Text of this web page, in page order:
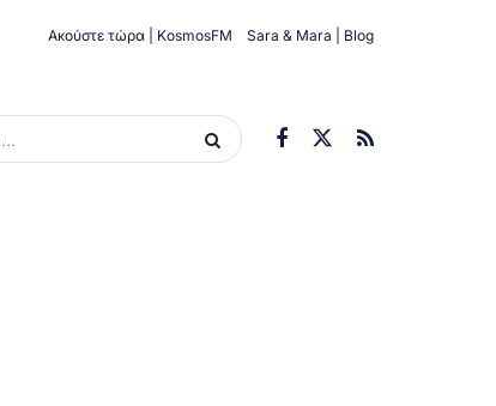
Ακούστε τώρα | KosmosFM Sara & Mara | Blog